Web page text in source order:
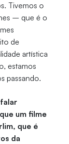
Tivemos o
– que é o
de
artística
estamos
passando.
um filme
que é
da